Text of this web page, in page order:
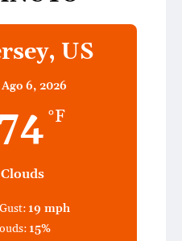
US
Ago 6, 2026
74 °F
19 mph
15%